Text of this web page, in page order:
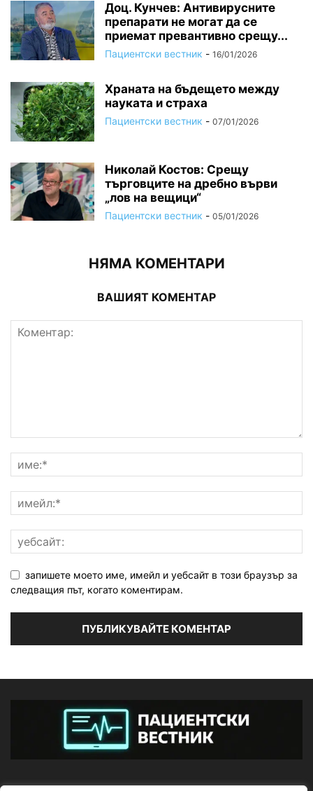
Доц. Кунчев: Антивирусните
препарати не могат да се
приемат превантивно срещу...
Пациентски вестник - 16/01/2026
Храната на бъдещето между
науката и страха
Пациентски вестник - 07/01/2026
Николай Костов: Срещу
търговците на дребно върви
„лов на вещици“
Пациентски вестник - 05/01/2026
НЯМА КОМЕНТАРИ
ВАШИЯТ КОМЕНТАР
запишете моето име, имейл и уебсайт в този браузър за
следващия път, когато коментирам.